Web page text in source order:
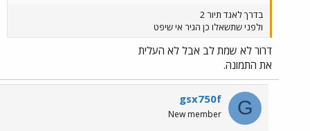
בדרך לאגד תיור 2
ולפני שתשאלו כן הגיר אי שיפט
דרור לא שמת לב אבל לא העלית
את התמונה.
G
gsx750f
New member